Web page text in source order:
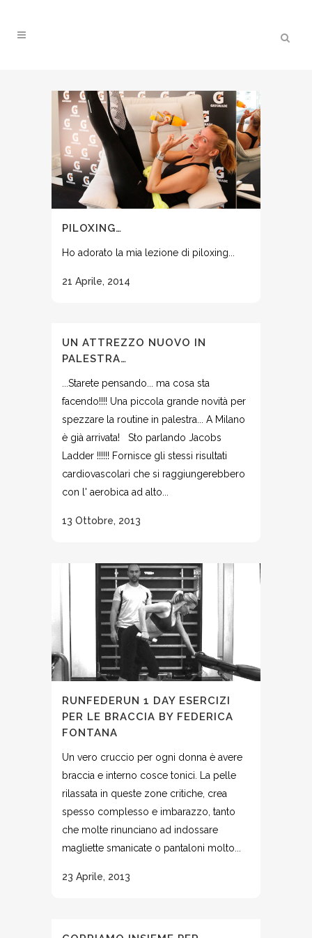
PILOXING…
Ho adorato la mia lezione di piloxing...
21 Aprile, 2014
UN ATTREZZO NUOVO IN
PALESTRA…
...Starete pensando... ma cosa sta
facendo!!!! Una piccola grande novità per
spezzare la routine in palestra... A Milano
è già arrivata! Sto parlando Jacobs
Ladder !!!!!! Fornisce gli stessi risultati
cardiovascolari che si raggiungerebbero
con l' aerobica ad alto...
13 Ottobre, 2013
RUNFEDERUN 1 DAY ESERCIZI
PER LE BRACCIA BY FEDERICA
FONTANA
Un vero cruccio per ogni donna è avere
braccia e interno cosce tonici. La pelle
rilassata in queste zone critiche, crea
spesso complesso e imbarazzo, tanto
che molte rinunciano ad indossare
magliette smanicate o pantaloni molto...
23 Aprile, 2013